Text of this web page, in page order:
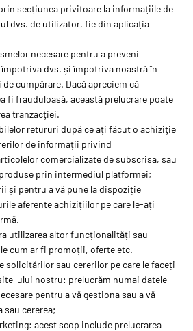
secțiunea privitoare la informațiile de
dvs. de utilizator, fie din aplicația
necesare pentru a preveni
dvs. și împotriva noastră în
cumpărare. Dacă apreciem că
fi frauduloasă, această prelucrare poate
tranzacției.
retururi după ce ați făcut o achiziție
de informații privind
comercializate de subscrisa, sau
prin intermediul platformei;
și pentru a vă pune la dispoziție
aferente achizițiilor pe care le-ați
utilizarea altor funcționalități sau
cum ar fi promoții, oferte etc.
solicitărilor sau cererilor pe care le faceți
ului nostru: prelucrăm numai datele
pentru a vă gestiona sau a vă
sau cererea;
acest scop include prelucrarea